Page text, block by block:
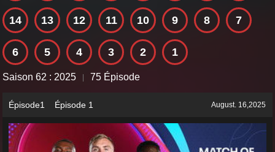
14 13 12 11 10 9 8 7
6 5 4 3 2 1
Saison 62 : 2025 75 Épisode
Épisode1 Épisode 1 August. 16,2025
AD